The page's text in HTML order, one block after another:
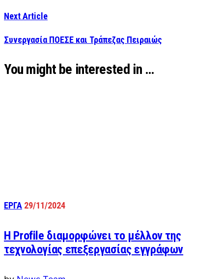
Next Article
Συνεργασία ΠΟΕΣΕ και Τράπεζας Πειραιώς
You might be interested in …
ΕΡΓΑ 29/11/2024
Η Profile διαμορφώνει το μέλλον της
τεχνολογίας επεξεργασίας εγγράφων